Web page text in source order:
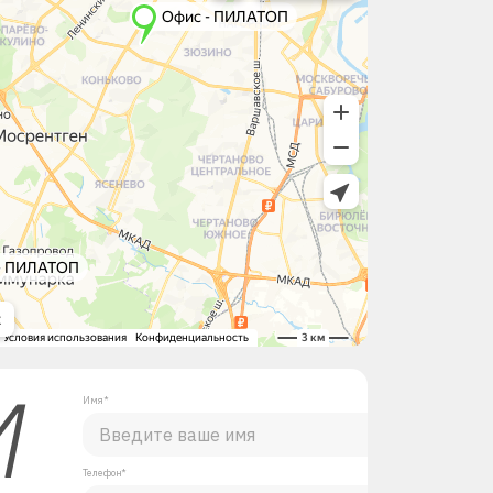
Имя*
Телефон*